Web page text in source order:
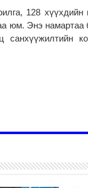
128 хүүхдийн
юм. Энэ намартаа
санхүүжилтийн